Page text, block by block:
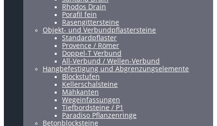
Rhodos Drain
Porafil fein
Rasengittersteine
Objekt- und Verbundpflastersteine
Standardpflaster
Provence / Römer
Doppel-T Verbund
All-Verbund / Wellen-Verbund
Hangbefestigung und Abgrenzungselemente
Blockstufen
Kellerschalsteine
Mähkanten
Wegeinfassungen
Tiefbordsteine / P1
Paradiso Pflanzenringe
Betonblocksteine